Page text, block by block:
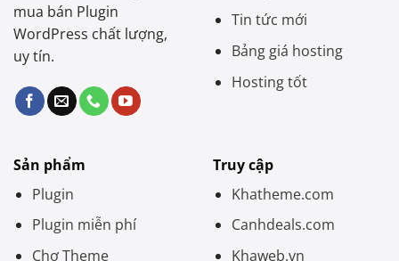
mua bán Plugin
WordPress chất lượng,
uy tín.
Tin tức mới
Bảng giá hosting
Hosting tốt
Sản phẩm
Plugin
Plugin miễn phí
Chợ Theme
Truy cập
Khatheme.com
Canhdeals.com
Khaweb.vn